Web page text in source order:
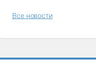
Все новости